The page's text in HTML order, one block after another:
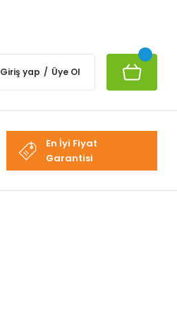
Giriş yap / Üye Ol
En İyi Fiyat
Garantisi